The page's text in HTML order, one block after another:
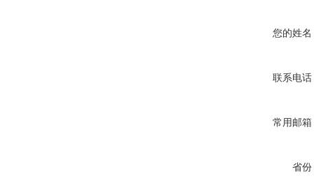
您的姓名
联系电话
常用邮箱
省份